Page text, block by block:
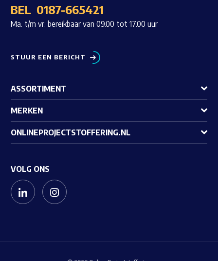
BEL 0187-665421
Ma. t/m vr. bereikbaar van 09.00 tot 17.00 uur
STUUR EEN BERICHT
ASSORTIMENT
MERKEN
ONLINEPROJECTSTOFFERING.NL
VOLG ONS